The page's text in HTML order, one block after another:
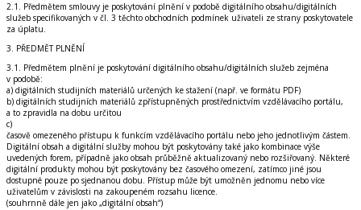
2.1. Předmětem smlouvy je poskytování plnění v podobě digitálního obsahu/digitálních
služeb specifikovaných v čl. 3 těchto obchodních podmínek uživateli ze strany poskytovatele
za úplatu.
3. PŘEDMĚT PLNĚNÍ
3.1. Předmětem plnění je poskytování digitálního obsahu/digitálních služeb zejména
v podobě:
a) digitálních studijních materiálů určených ke stažení (např. ve formátu PDF)
b) digitálních studijních materiálů zpřístupněných prostřednictvím vzdělávacího portálu,
a to zpravidla na dobu určitou
c)
časově omezeného přístupu k funkcím vzdělávacího portálu nebo jeho jednotlivým částem.
Digitální obsah a digitální služby mohou být poskytovány také jako kombinace výše
uvedených forem, případně jako obsah průběžně aktualizovaný nebo rozšiřovaný. Některé
digitální produkty mohou být poskytovány bez časového omezení, zatímco jiné jsou
dostupné pouze po sjednanou dobu. Přístup může být umožněn jednomu nebo více
uživatelům v závislosti na zakoupeném rozsahu licence.
(souhrnně dále jen jako „digitální obsah“)